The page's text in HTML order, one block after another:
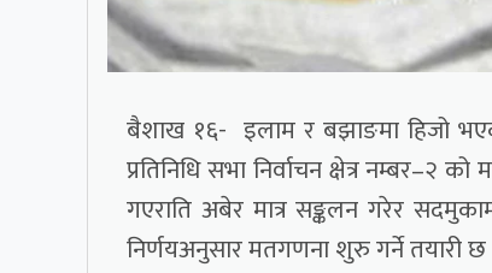
बैशाख १६- इलाम र बझाङमा हिजो
प्रतिनिधि सभा निर्वाचन क्षेत्र
गएराति अबेर मात्र सङ्कलन गरेर
निर्णयअनुसार मतगणना शुरु गर्ने तयारी छ